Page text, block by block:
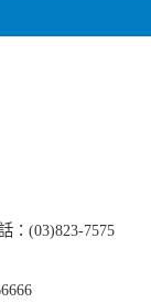
：(03)823-7575